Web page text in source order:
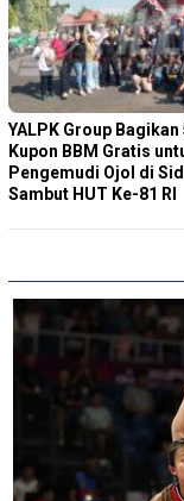
YALPK Group Bagikan
Kupon BBM Gratis
Pengemudi Ojol di
Sambut HUT Ke-81 RI